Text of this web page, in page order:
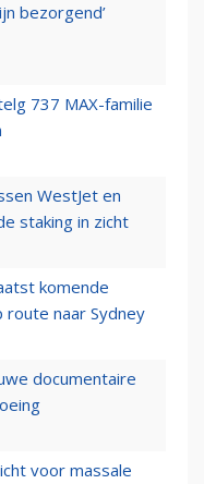
bezorgend’
737 MAX-familie
WestJet en
staking in zicht
komende
naar Sydney
documentaire
voor massale